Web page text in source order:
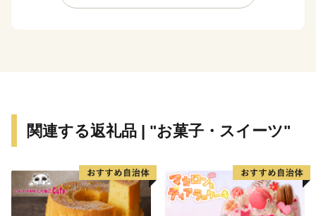
※年に何度でもお申込みをしていただけます。
もの語る町、ふくさき。
播州福崎町。豊かな自然の風物に囲まれた、小さな町。
関連する返礼品 | "お菓子・スイーツ"